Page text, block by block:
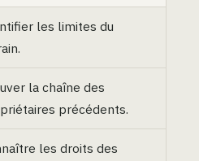
les limites du
la chaîne des
précédents.
les droits des